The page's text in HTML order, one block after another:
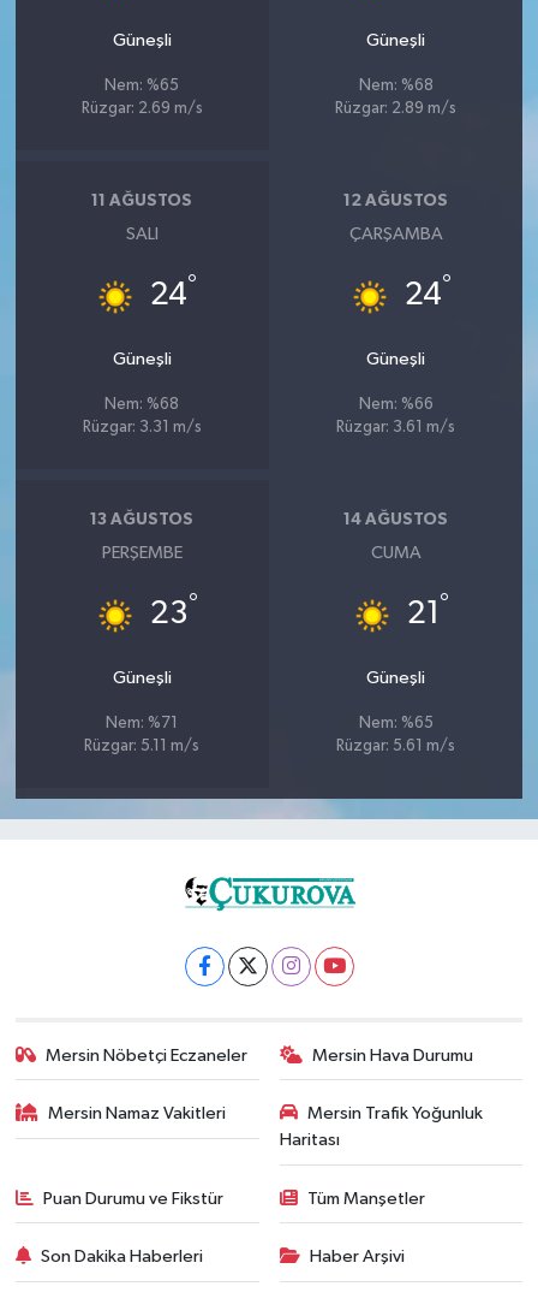
Güneşli
Nem: %65
Rüzgar: 2.69 m/s
Güneşli
Nem: %68
Rüzgar: 2.89 m/s
11 AĞUSTOS
SALI
24°
Güneşli
Nem: %68
Rüzgar: 3.31 m/s
12 AĞUSTOS
ÇARŞAMBA
24°
Güneşli
Nem: %66
Rüzgar: 3.61 m/s
13 AĞUSTOS
PERŞEMBE
23°
Güneşli
Nem: %71
Rüzgar: 5.11 m/s
14 AĞUSTOS
CUMA
21 °
Güneşli
Nem: %65
Rüzgar: 5.61 m/s
Mersin Nöbetçi Eczaneler Mersin Hava Durumu
Mersin Namaz Vakitleri
Mersin Trafik Yoğunluk
Haritası
Puan Durumu ve Fikstür Tüm Manşetler
Son Dakika Haberleri Haber Arşivi